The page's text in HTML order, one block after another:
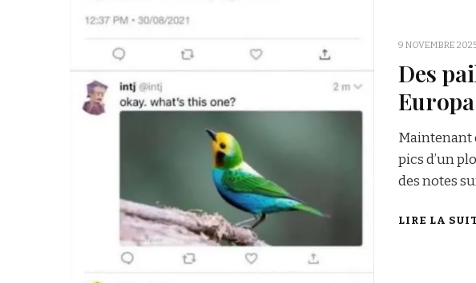
9 NOVEMBRE
Des
Maintenant
pics d’un
des notes
LIRE LA